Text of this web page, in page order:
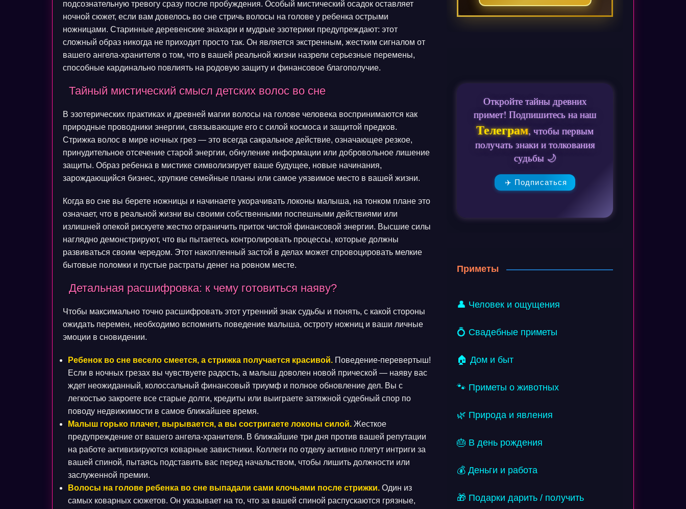
подсознательную тревогу сразу после пробуждения. Особый мистический осадок оставляет
ночной сюжет, если вам довелось во сне стричь волосы на голове у ребенка острыми
ножницами. Старинные деревенские знахари и мудрые эзотерики предупреждают: этот
сложный образ никогда не приходит просто так. Он является экстренным, жестким сигналом от
вашего ангела-хранителя о том, что в вашей реальной жизни назрели серьезные перемены,
способные кардинально повлиять на родовую защиту и финансовое благополучие.
Тайный мистический смысл детских волос во сне
В эзотерических практиках и древней магии волосы на голове человека воспринимаются как
природные проводники энергии, связывающие его с силой космоса и защитой предков.
Стрижка волос в мире ночных грез — это всегда сакральное действие, означающее резкое,
принудительное отсечение старой энергии, обнуление информации или добровольное лишение
защиты. Образ ребенка в мистике символизирует ваше будущее, новые начинания,
зарождающийся бизнес, хрупкие семейные планы или самое уязвимое место в вашей жизни.
Когда во сне вы берете ножницы и начинаете укорачивать локоны малыша, на тонком плане это
означает, что в реальной жизни вы своими собственными поспешными действиями или
излишней опекой рискуете жестко ограничить приток чистой финансовой энергии. Высшие силы
наглядно демонстрируют, что вы пытаетесь контролировать процессы, которые должны
развиваться своим чередом. Этот накопленный застой в делах может спровоцировать мелкие
бытовые поломки и пустые растраты денег на ровном месте.
Детальная расшифровка: к чему готовиться наяву?
Чтобы максимально точно расшифровать этот утренний знак судьбы и понять, с какой стороны
ожидать перемен, необходимо вспомнить поведение малыша, остроту ножниц и ваши личные
эмоции в сновидении.
Ребенок во сне весело смеется, а стрижка получается красивой. Поведение-перевертыш!
Если в ночных грезах вы чувствуете радость, а малыш доволен новой прической — наяву вас
ждет неожиданный, колоссальный финансовый триумф и полное обновление дел. Вы с
легкостью закроете все старые долги, кредиты или выиграете затяжной судебный спор по
поводу недвижимости в самое ближайшее время.
Малыш горько плачет, вырывается, а вы состригаете локоны силой. Жесткое
предупреждение от вашего ангела-хранителя. В ближайшие три дня против вашей репутации
на работе активизируются коварные завистники. Коллеги по отделу активно плетут интриги за
вашей спиной, пытаясь подставить вас перед начальством, чтобы лишить должности или
заслуженной премии.
Волосы на голове ребенка во сне выпадали сами клочьями после стрижки. Один из
самых коварных сюжетов. Он указывает на то, что за вашей спиной распускаются грязные,
Откройте тайны древних
примет! Подпишитесь на наш
Телеграм, чтобы первым
получать знаки и толкования
судьбы 🌙
✈️ Подписаться
Приметы
👤 Человек и ощущения
💍 Свадебные приметы
🏠 Дом и быт
🐾 Приметы о животных
🌿 Природа и явления
🎂 В день рождения
💰 Деньги и работа
🎁 Подарки дарить / получить